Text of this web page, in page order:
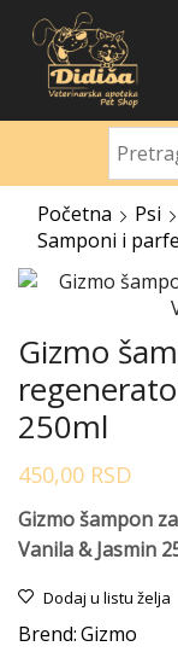
Početna Psi
Samponi i
Gizmo
250ml
450,00 RSD
Gizmo šampon
Vanila & Jasmin
Dodaj u listu želja
Brend:Gizmo